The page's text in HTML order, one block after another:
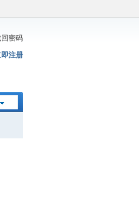
密码
注册